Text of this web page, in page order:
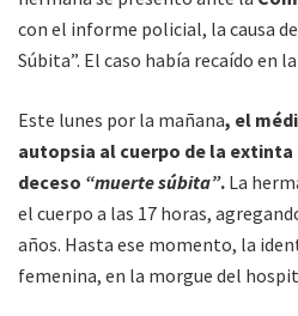
con el informe policial, la causa
Súbita”. El caso había recaído en la
Este lunes por la mañana, el
autopsia al cuerpo de la
deceso “muerte súbita”. La
el cuerpo a las 17 horas,
años. Hasta ese momento, la
femenina, en la morgue del